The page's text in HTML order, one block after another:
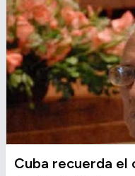
Cuba recuerda